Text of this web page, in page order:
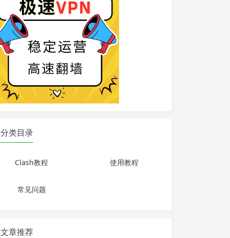
分类目录
Clash教程 使用教程
常见问题
文章推荐